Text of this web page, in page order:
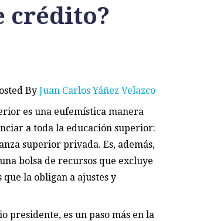
crédito?
By Juan Carlos Yáñez Velazco
es una eufemística manera
a toda la educación superior:
superior privada. Es, además,
bolsa de recursos que excluye
la obligan a ajustes y
presidente, es un paso más en la